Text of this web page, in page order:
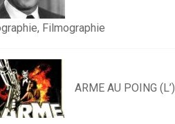
Filmographie
ARME AU POING (L’)